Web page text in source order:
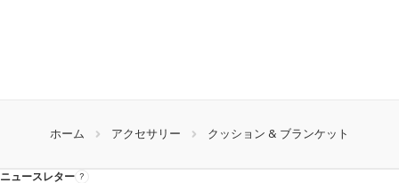
ホーム アクセサリー クッション & ブランケット
ニュースレター
ニ